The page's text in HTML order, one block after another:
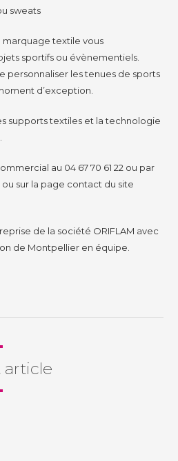
sweats
marquage textile vous
sportifs ou évènementiels.
personnaliser les tenues de sports
d’exception.
supports textiles et la technologie
au 04 67 70 61 22 ou par
sur la page contact du site
de la société ORIFLAM avec
de Montpellier en équipe.
article